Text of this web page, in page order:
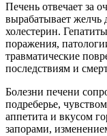
Печень отвечает за
вырабатывает желчь
холестерин.
поражения,
травматические
последствиям и
Болезни печени
подреберье,
аппетита и вкусом
запорами,